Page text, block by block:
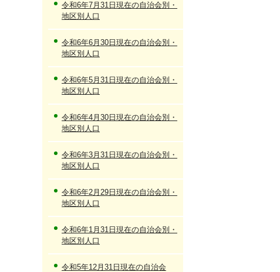
令和6年7月31日現在の自治会別・
地区別人口
令和6年6月30日現在の自治会別・
地区別人口
令和6年5月31日現在の自治会別・
地区別人口
令和6年4月30日現在の自治会別・
地区別人口
令和6年3月31日現在の自治会別・
地区別人口
令和6年2月29日現在の自治会別・
地区別人口
令和6年1月31日現在の自治会別・
地区別人口
令和5年12月31日現在の自治会